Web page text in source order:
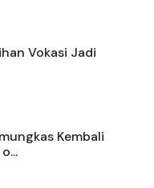
Vokasi Jadi
Kembali